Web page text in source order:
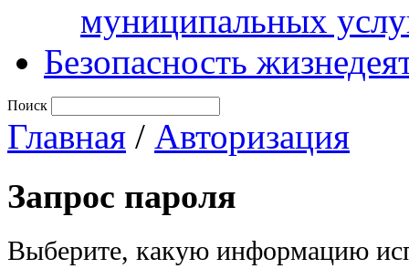
муниципальных
Безопасность
Поиск
Главная / Авторизация
Запрос пароля
Выберите, какую информацию